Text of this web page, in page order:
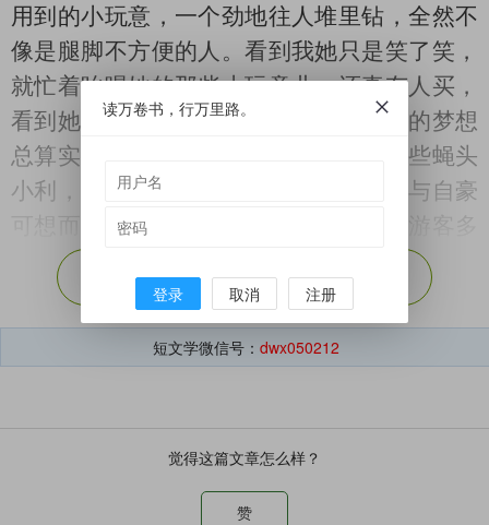
用到的小玩意，一个劲地往人堆里钻，全然不
像是腿脚不方便的人。看到我她只是笑了笑，
就忙着吆喝她的那些小玩意儿。还真有人买，
看到她熟练地收钱找钱，我也笑了，她的梦想
总算实现了吧？虽然收入微薄，挣的是些蝇头
小利，但总算自己能挣钱，内心的喜悦与自豪
可想而知。于是我也为她高兴，真希望游客多
一些再多一些，旺季长一些再长一些，她的生
意能好一些再好一些，不指望养家糊口，唯愿
手头宽裕一些，不必事事处处手心向上已是极
好。每年花季我不一定能见到她，但我又似乎
时间不管不顾地迈着他的大长腿往前跑，
一迈腿就是一年，小镇也是如此，不知不觉又
是几个春秋。再见她时我不敢相信自己的眼
展开剩余（53%）
短文学微信号： dwx050212
觉得这篇文章怎么样？
赞
读万卷书，行万里路。
登录 取消 注册